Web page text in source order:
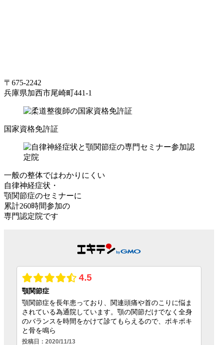
〒675-2242
兵庫県加西市尾崎町441-1
国家資格免許証
一般の整体ではわかりにくい
自律神経症状・
顎関節症のセミナーに
累計260時間参加の
専門認定院です